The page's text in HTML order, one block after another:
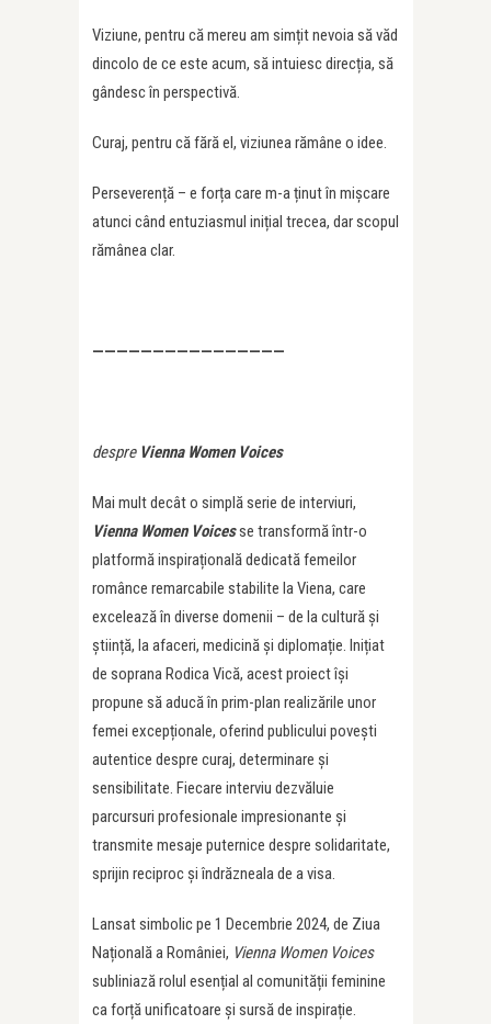
Viziune, pentru că mereu am simțit nevoia să văd
dincolo de ce este acum, să intuiesc direcția, să
gândesc în perspectivă.
Curaj, pentru că fără el, viziunea rămâne o idee.
Perseverență – e forța care m-a ținut în mișcare
atunci când entuziasmul inițial trecea, dar scopul
rămânea clar.
————————————————
despre Vienna Women Voices
Mai mult decât o simplă serie de interviuri,
Vienna Women Voicesse transformă într-o
platformă inspirațională dedicată femeilor
românce remarcabile stabilite la Viena, care
excelează în diverse domenii – de la cultură și
știință, la afaceri, medicină și diplomație. Inițiat
de soprana Rodica Vică, acest proiect își
propune să aducă în prim-plan realizările unor
femei excepționale, oferind publicului povești
autentice despre curaj, determinare și
sensibilitate. Fiecare interviu dezvăluie
parcursuri profesionale impresionante și
transmite mesaje puternice despre solidaritate,
sprijin reciproc și îndrăzneala de a visa.
Lansat simbolic pe 1 Decembrie 2024, de Ziua
Națională a României, Vienna Women Voices
subliniază rolul esențial al comunității feminine
ca forță unificatoare și sursă de inspirație.